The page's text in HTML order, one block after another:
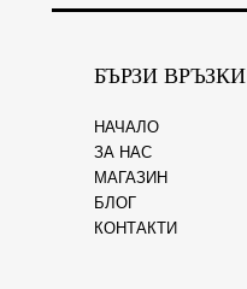
БЪРЗИ ВРЪЗКИ
НАЧАЛО
ЗА НАС
МАГАЗИН
БЛОГ
КОНТАКТИ